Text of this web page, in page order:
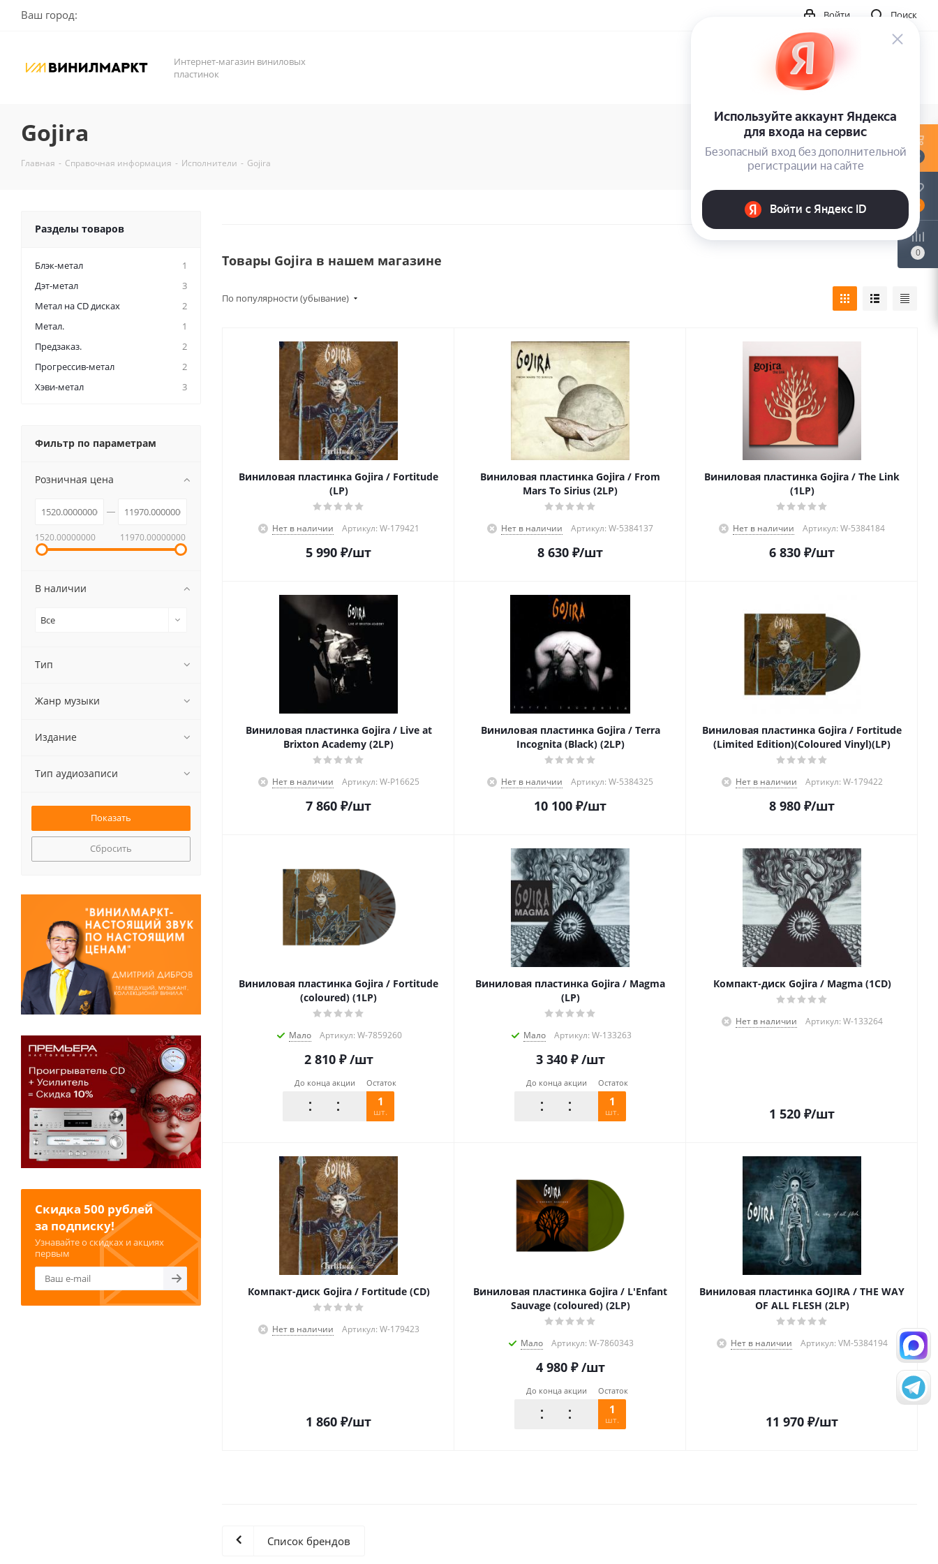
Ваш город: Поиск
Войти
Интернет-магазин виниловых
пластинок
Gojira
Главная - Справочная информация - Исполнители - Gojira
Товары Gojira в нашем магазине
По популярности (убывание)
Виниловая пластинка Gojira / Fortitude
(LP)
Нет в наличии Артикул: W-179421
5 990 ₽/шт
Виниловая пластинка Gojira / From
Mars To Sirius (2LP)
Нет в наличии Артикул: W-5384137
8 630 ₽/шт
Виниловая пластинка Gojira / The Link
(1LP)
Нет в наличии Артикул: W-5384184
6 830 ₽/шт
Виниловая пластинка Gojira / Live at
Brixton Academy (2LP)
Нет в наличии Артикул: W-P16625
7 860 ₽/шт
Виниловая пластинка Gojira / Terra
Incognita (Black) (2LP)
Нет в наличии Артикул: W-5384325
10 100 ₽/шт
Виниловая пластинка Gojira / Fortitude
(Limited Edition)(Coloured Vinyl)(LP)
Нет в наличии Артикул: W-179422
8 980 ₽/шт
Виниловая пластинка Gojira / Fortitude
(coloured) (1LP)
Мало Артикул: W-7859260
2 810₽ /шт
До конца акции Остаток
1
шт.
Виниловая пластинка Gojira / Magma
(LP)
Мало Артикул: W-133263
3 340₽ /шт
До конца акции Остаток
1
шт.
Компакт-диск Gojira / Magma (1CD)
Нет в наличии Артикул: W-133264
1 520 ₽/шт
Компакт-диск Gojira / Fortitude (CD)
Нет в наличии Артикул: W-179423
1 860 ₽/шт
Виниловая пластинка Gojira / L'Enfant
Sauvage (coloured) (2LP)
Мало Артикул: W-7860343
4 980₽ /шт
До конца акции Остаток
1
шт.
Виниловая пластинка GOJIRA / THE WAY
OF ALL FLESH (2LP)
Нет в наличии Артикул: VM-5384194
11 970 ₽/шт
Список брендов
Разделы товаров
Блэк-метал
1
Дэт-метал
3
Метал на CD дисках
2
Метал.
1
Предзаказ.
2
Прогрессив-метал
2
Хэви-метал
3
Фильтр по параметрам
Розничная цена
1520.00000000 11970.00000000
В наличии
Все
Тип
Жанр музыки
Издание
Тип аудиозаписи
Сбросить
Скидка 500 рублей
за подписку!
Узнавайте о скидках и акциях
первым
0
0
0